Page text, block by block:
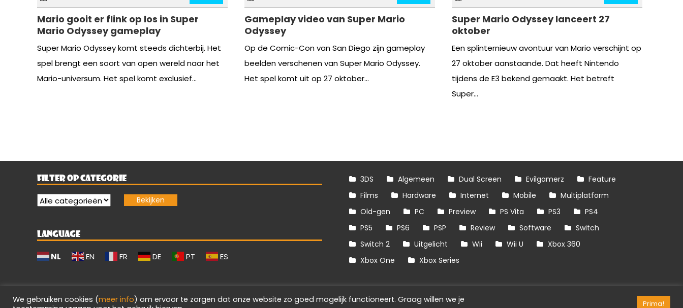
Mario gooit er flink op los in Super
Mario Odyssey gameplay
Super Mario Odyssey komt steeds dichterbij. Het
spel brengt een soort van open wereld naar het
Mario-universum. Het spel komt exclusief...
Gameplay video van Super Mario
Odyssey
Op de Comic-Con van San Diego zijn gameplay
beelden verschenen van Super Mario Odyssey.
Het spel komt uit op 27 oktober...
Super Mario Odyssey lanceert 27
oktober
Een splinternieuw avontuur van Mario verschijnt op
27 oktober aanstaande. Dat heeft Nintendo
tijdens de E3 bekend gemaakt. Het betreft
Super...
FILTER OP CATEGORIE
LANGUAGE
NL EN FR DE PT ES
3DS Algemeen Dual Screen Evilgamerz
Feature
Films
Hardware Internet Mobile
Multiplatform
Old-gen
PC Preview PS Vita PS3
PS4
PS5
PS6 PSP Review Software
Switch
Switch 2
Uitgelicht Wii Wii U
Xbox 360
Xbox One
Xbox Series
We gebruiken cookies (meer info) om ervoor te zorgen dat onze website zo goed mogelijk functioneert. Graag willen we je
Prima!